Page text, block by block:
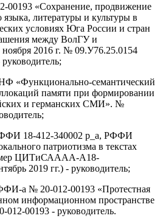
00193 «Сохранение, продвижение
языка, литературы и культуры в
условиях Юга России и стран
между ВолГУ и
ноября 2016 г. № 09.У76.25.0154
«Функционально-семантический
памяти при формировании
и германских СМИ». №
18-412-340002 р_а, РФФИ
патриотизма в текстах
ЦИТиСАААА-А18-
2019 гг.) - руководитель;
а № 20-012-00193 «Протестная
информационном пространстве
012-00193 - руководитель.